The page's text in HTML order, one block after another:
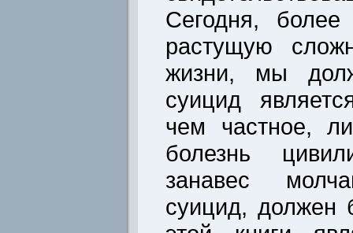
Сегодня, более
растущую
жизни, мы
суицид
чем частное,
болезнь
занавес
суицид, должен